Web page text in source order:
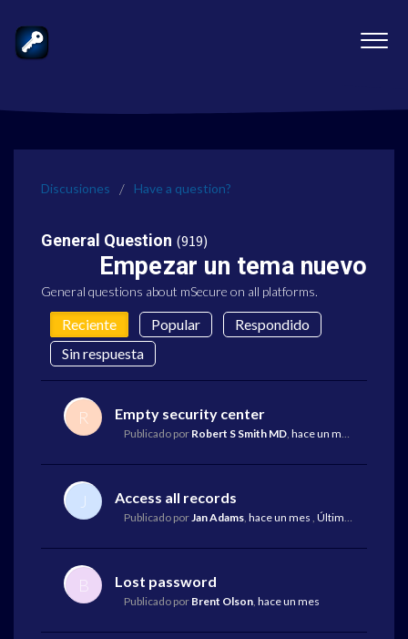
Discusiones Have a question?
General Question 919
Empezar un tema nuevo
General questions about mSecure on all platforms.
Reciente Popular
Respondido
Sin respuesta
R Empty security center
Publicado por Robert S Smith MD, hace un mes
J Access all records
Publicado porJan Adams, hace un mes , Última respuesta
B Lost password
Publicado por Brent Olson, hace un mes